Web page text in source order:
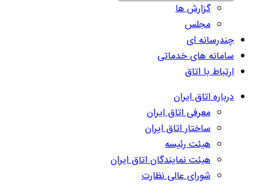
گزارش ها
مجلس
چندرسانه ای
سامانه های خدماتی
ارتباط با اتاق
درباره اتاق ایران
معرفی اتاق ایران
ساختار اتاق ایران
هیئت رئیسه
هیئت نمایندگان اتاق ایران
شورای عالی نظارت